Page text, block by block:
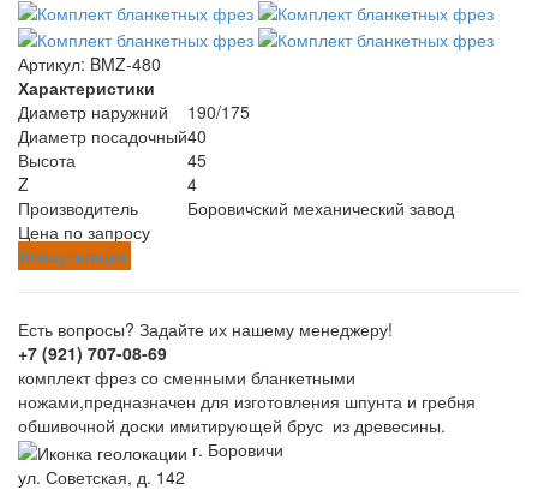
Артикул: BMZ-480
Характеристики
Диаметр наружний
190/175
Диаметр посадочный40
Высота
45
Z
4
Производитель
Боровичский механический завод
Цена по запросу
Консультация
Есть вопросы? Задайте их нашему менеджеру!
+7 (921) 707-08-69
комплект фрез со сменными бланкетными
ножами,предназначен для изготовления шпунта и гребня
обшивочной доски имитирующей брус из древесины.
г. Боровичи
ул. Советская, д. 142